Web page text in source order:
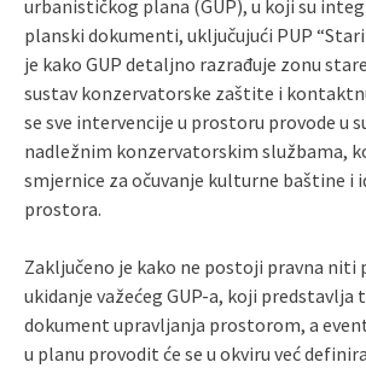
urbanističkog plana (GUP), u koji su
planski dokumenti, uključujući PUP “Stari
je kako GUP detaljno razrađuje zonu
sustav konzervatorske zaštite i
se sve intervencije u prostoru provode u
nadležnim konzervatorskim službama,
smjernice za očuvanje kulturne baštine i
prostora.
Zaključeno je kako ne postoji pravna niti
ukidanje važećeg GUP-a, koji predstavlja
dokument upravljanja prostorom, a
u planu provodit će se u okviru već